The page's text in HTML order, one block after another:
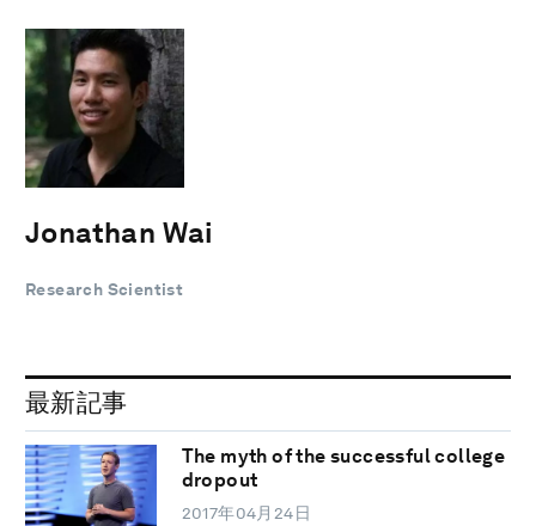
Jonathan Wai
Research Scientist
最新記事
The myth of the successful college
dropout
2017年04月24日